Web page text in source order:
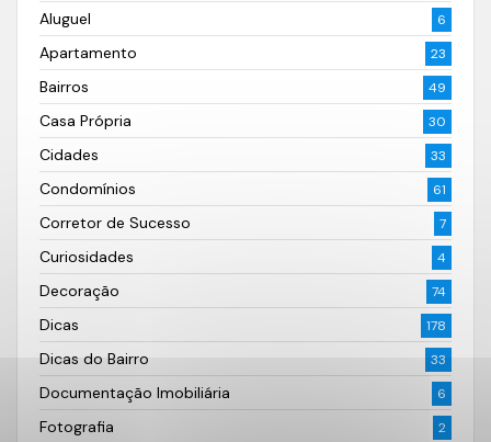
Aluguel 6
Apartamento 23
Bairros 49
Casa Própria 30
Cidades 33
Condomínios 61
Corretor de Sucesso 7
Curiosidades 4
Decoração 74
Dicas 178
Dicas do Bairro 33
Documentação Imobiliária 6
Fotografia 2